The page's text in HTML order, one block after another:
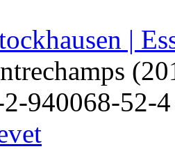
|
940068-52-4